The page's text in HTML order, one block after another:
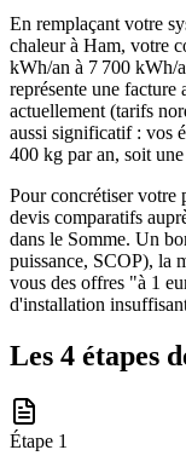
En remplaçant votre
chaleur à Ham, votre
kWh/an à 7 700 kWh/
représente une facture
actuellement (tarifs
aussi significatif : vos
400 kg par an, soit
Pour concrétiser votre
devis comparatifs
dans le Somme. Un
puissance, SCOP), la
vous des offres "à 1
d'installation
Les 4 étapes
Étape 1